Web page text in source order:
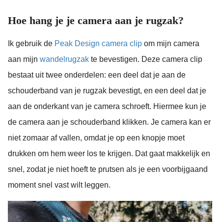
Hoe hang je je camera aan je rugzak?
Ik gebruik de Peak Design camera clip om mijn camera
aan mijn wandelrugzak te bevestigen. Deze camera clip
bestaat uit twee onderdelen: een deel dat je aan de
schouderband van je rugzak bevestigt, en een deel dat je
aan de onderkant van je camera schroeft. Hiermee kun je
de camera aan je schouderband klikken. Je camera kan er
niet zomaar af vallen, omdat je op een knopje moet
drukken om hem weer los te krijgen. Dat gaat makkelijk en
snel, zodat je niet hoeft te prutsen als je een voorbijgaand
moment snel vast wilt leggen.